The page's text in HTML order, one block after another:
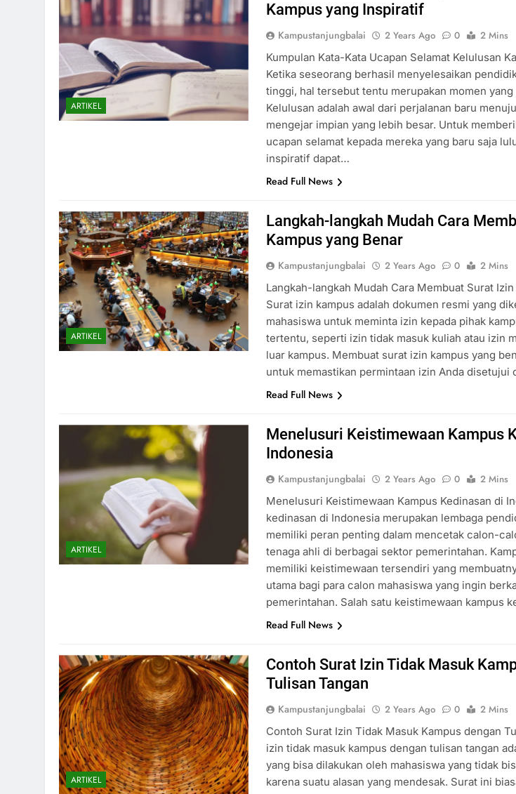
ARTIKEL
Kampus yang Inspiratif
Kampustanjungbalai 2 Years Ago 0
2 Mins
Kumpulan Kata-Kata Ucapan Selamat Kelulusan
Ketika seseorang berhasil menyelesaikan
tinggi, hal tersebut tentu merupakan momen
Kelulusan adalah awal dari perjalanan baru
mengejar impian yang lebih besar. Untuk
ucapan selamat kepada mereka yang baru saja
inspiratif dapat…
Read Full News
ARTIKEL
Langkah-langkah Mudah Cara
Kampus yang Benar
Kampustanjungbalai 2 Years Ago 0
2 Mins
Langkah-langkah Mudah Cara Membuat Surat
Surat izin kampus adalah dokumen resmi yang
mahasiswa untuk meminta izin kepada pihak
tertentu, seperti izin tidak masuk kuliah atau izin
luar kampus. Membuat surat izin kampus yang
untuk memastikan permintaan izin Anda disetujui
Read Full News
ARTIKEL
Menelusuri Keistimewaan Kampus
Indonesia
Kampustanjungbalai 2 Years Ago 0
2 Mins
Menelusuri Keistimewaan Kampus Kedinasan di
kedinasan di Indonesia merupakan lembaga
memiliki peran penting dalam mencetak calon-
tenaga ahli di berbagai sektor pemerintahan.
memiliki keistimewaan tersendiri yang
utama bagi para calon mahasiswa yang ingin
pemerintahan. Salah satu keistimewaan kampus
Read Full News
ARTIKEL
Contoh Surat Izin Tidak Masuk
Tulisan Tangan
Kampustanjungbalai 2 Years Ago 0
2 Mins
Contoh Surat Izin Tidak Masuk Kampus dengan
izin tidak masuk kampus dengan tulisan tangan
yang bisa dilakukan oleh mahasiswa yang tidak
karena suatu alasan yang mendesak. Surat ini